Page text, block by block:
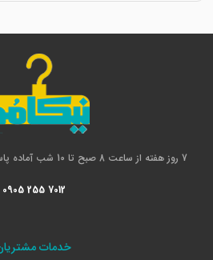
7 روز هفته از ساعت 8 صبح تا 10 شب آماده پاسخگویی به شما عزیزان هستیم
0905 255 7012
خدمات